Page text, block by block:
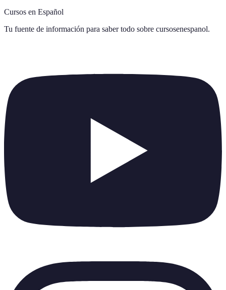
Cursos en Español
Tu fuente de información para saber todo sobre cursosenespanol.